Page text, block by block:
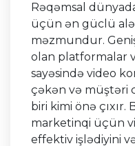
Rəqəmsal
üçün ən güclü
məzmundur.
olan platformalar
sayəsində video
çəkən və müştəri
biri kimi önə çıxır.
marketinqi üçün
effektiv işlədiyini